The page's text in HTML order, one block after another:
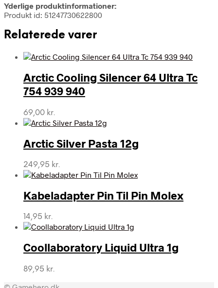
Yderlige produktinformationer:
Produkt id: 51247730622800
Relaterede varer
Arctic Cooling Silencer 64 Ultra Tc
754 939 940
69,00 kr.
Arctic Silver Pasta 12g
249,95 kr.
Kabeladapter Pin Til Pin Molex
14,95 kr.
Coollaboratory Liquid Ultra 1g
89,95 kr.